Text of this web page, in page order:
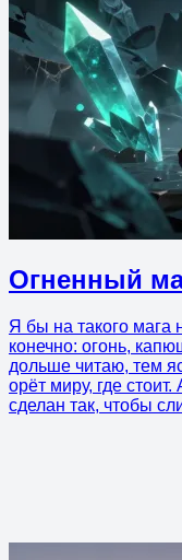
Огненный
Я бы на такого мага
конечно: огонь,
дольше читаю, тем
орёт миру, где
сделан так, чтобы